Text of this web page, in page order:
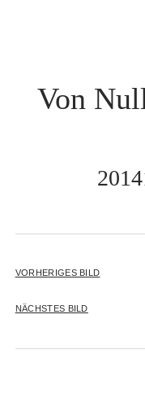
Von
VORHERIGES BILD
NÄCHSTES BILD